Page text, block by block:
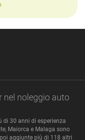
nel noleggio auto
di 30 anni di esperienza
Maiorca e Malaga sono
aggiunte più di 118 altri